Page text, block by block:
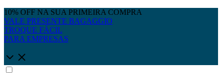
10% OFF NA SUA PRIMEIRA COMPRA
VALE PRESENTE BAGAGGIO
TROQUE FÁCIL
PARA EMPRESAS